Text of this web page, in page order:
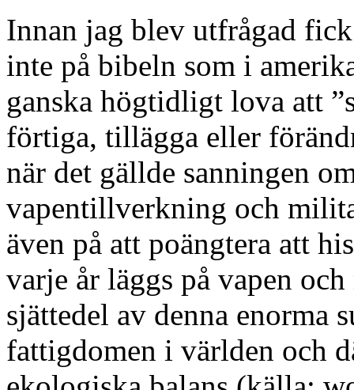
Innan jag blev utfrågad
inte på bibeln som i
ganska högtidligt lova att
förtiga, tillägga eller
när det gällde sanningen
vapentillverkning och
även på att poängtera att
varje år läggs på vapen
sjättedel av denna enorma
fattigdomen i världen och